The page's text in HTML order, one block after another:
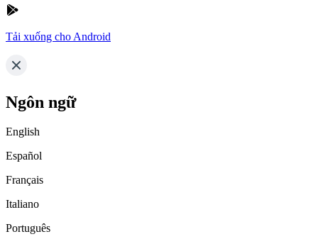
Tải xuống cho Android
Ngôn ngữ
English
Español
Français
Italiano
Português